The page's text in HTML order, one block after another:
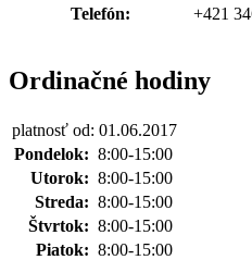
Telefón: +421
Ordinačné hodiny
platnosť od: 01.06.2017
Pondelok: 8:00-15:00
Utorok: 8:00-15:00
Streda: 8:00-15:00
Štvrtok: 8:00-15:00
Piatok: 8:00-15:00